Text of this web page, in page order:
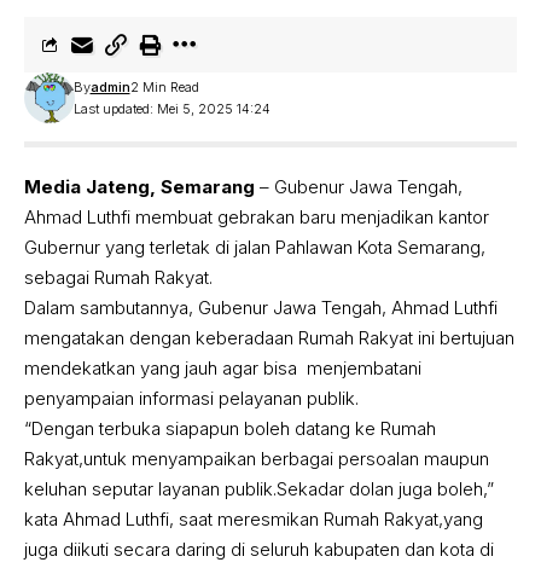
Last updated: Mei 5, 2025 14:24
Byadmin2 Min Read
Media Jateng, Semarang – Gubenur Jawa Tengah,
Ahmad Luthfi membuat gebrakan baru menjadikan kantor
Gubernur yang terletak di jalan Pahlawan Kota Semarang,
sebagai Rumah Rakyat.
Dalam sambutannya, Gubenur Jawa Tengah, Ahmad Luthfi
mengatakan dengan keberadaan Rumah Rakyat ini bertujuan
mendekatkan yang jauh agar bisa menjembatani
penyampaian informasi pelayanan publik.
“Dengan terbuka siapapun boleh datang ke Rumah
Rakyat,untuk menyampaikan berbagai persoalan maupun
keluhan seputar layanan publik.Sekadar dolan juga boleh,”
kata Ahmad Luthfi, saat meresmikan Rumah Rakyat,yang
juga diikuti secara daring di seluruh kabupaten dan kota di